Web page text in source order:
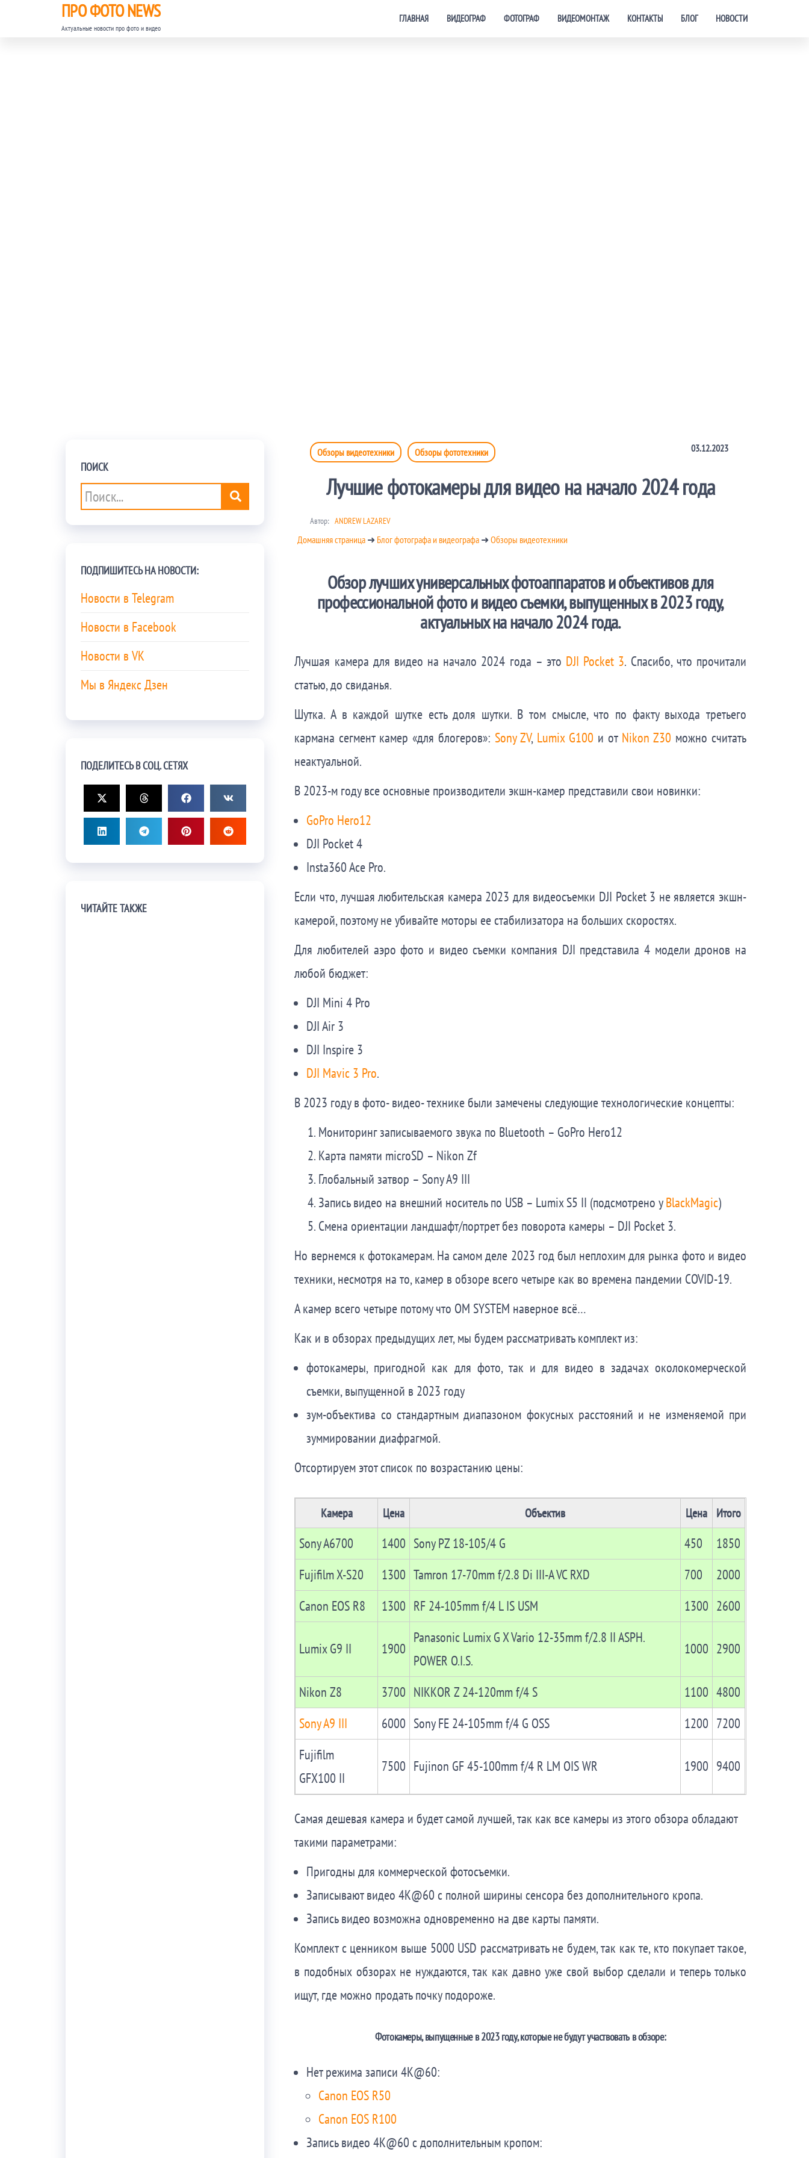
ПРО ФОТО NEWS
Актуальные новости про фото и видео
ГЛАВНАЯ ВИДЕОГРАФ ФОТОГРАФ ВИДЕОМОНТАЖ КОНТАКТЫ БЛОГ НОВОСТИ
Обзоры видеотехники Обзоры фототехники 03.12.2023
Лучшие фотокамеры для видео на начало 2024 года
Автор: ANDREW LAZAREV
Домашняя страница ➜ Блог фотографа и видеографа ➜Обзоры видеотехники
Обзор лучших универсальных фотоаппаратов и объективов для
профессиональной фото и видео съемки, выпущенных в 2023 году,
актуальных на начало 2024 года.
Лучшая камера для видео на начало 2024 года – это DJI Pocket 3. Спасибо, что прочитали
статью, до свиданья.
Шутка. А в каждой шутке есть доля шутки. В том смысле, что по факту выхода третьего
кармана сегмент камер «для блогеров»: Sony ZV, Lumix G100 и от Nikon Z30 можно считать
неактуальной.
В 2023-м году все основные производители экшн-камер представили свои новинки:
GoPro Hero12
DJI Pocket 4
Insta360 Ace Pro.
Если что, лучшая любительская камера 2023 для видеосъемки DJI Pocket 3 не является экшн-
камерой, поэтому не убивайте моторы ее стабилизатора на больших скоростях.
Для любителей аэро фото и видео съемки компания DJI представила 4 модели дронов на
любой бюджет:
DJI Mini 4 Pro
DJI Air 3
DJI Inspire 3
DJI Mavic 3 Pro.
В 2023 году в фото- видео- технике были замечены следующие технологические концепты:
Мониторинг записываемого звука по Bluetooth – GoPro Hero12
Карта памяти microSD – Nikon Zf
Глобальный затвор – Sony A9 III
Запись видео на внешний носитель по USB – Lumix S5 II (подсмотрено уBlackMagic)
Смена ориентации ландшафт/портрет без поворота камеры – DJI Pocket 3.
Но вернемся к фотокамерам. На самом деле 2023 год был неплохим для рынка фото и видео
техники, несмотря на то, камер в обзоре всего четыре как во времена пандемии COVID-19.
А камер всего четыре потому что OM SYSTEM наверное всё…
Как и в обзорах предыдущих лет, мы будем рассматривать комплект из:
фотокамеры, пригодной как для фото, так и для видео в задачах околокомерческой
съемки, выпущенной в 2023 году
зум-объектива со стандартным диапазоном фокусных расстояний и не изменяемой при
зуммировании диафрагмой.
Отсортируем этот список по возрастанию цены:
Камера Цена Объектив Цена Итого
Sony A6700 1400 Sony PZ 18-105/4 G 450
1850
Fujifilm X-S20
1300 Tamron 17-70mm f/2.8 Di III-A VC RXD 700
2000
Canon EOS R8
1300 RF 24-105mm f/4 L IS USM 1300 2600
Lumix G9 II 1900
Panasonic Lumix G X Vario 12-35mm f/2.8 II ASPH.
POWER O.I.S.
1000 2900
Nikon Z8 3700 NIKKOR Z 24-120mm f/4 S 1100 4800
Sony A9 III
6000 Sony FE 24-105mm f/4 G OSS 1200 7200
Fujifilm
GFX100 II
7500 Fujinon GF 45-100mm f/4 R LM OIS WR 1900 9400
Самая дешевая камера и будет самой лучшей, так как все камеры из этого обзора обладают
такими параметрами:
Пригодны для коммерческой фотосъемки.
Записывают видео 4K@60 с полной ширины сенсора без дополнительного кропа.
Запись видео возможна одновременно на две карты памяти.
Комплект с ценником выше 5000 USD рассматривать не будем, так как те, кто покупает такое,
в подобных обзорах не нуждаются, так как давно уже свой выбор сделали и теперь только
ищут, где можно продать почку подороже.
Фотокамеры, выпущенные в 2023 году, которые не будут участвовать в обзоре:
Нет режима записи 4K@60:
Canon EOS R50
Canon EOS R100
Запись видео 4K@60 с дополнительным кропом:
ПОИСК
ПОДПИШИТЕСЬ НА НОВОСТИ:
Новости в Telegram
Новости в Facebook
Новости в VK
Мы в Яндекс Дзен
ПОДЕЛИТЕСЬ В СОЦ. СЕТЯХ
ЧИТАЙТЕ ТАКЖЕ